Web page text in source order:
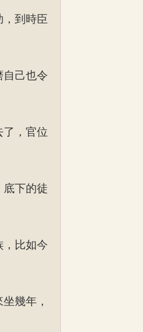
到時臣
自己也令
了，官位
底下的徒
，比如今
幾年，